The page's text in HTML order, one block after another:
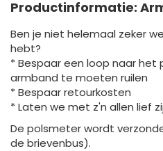
Productinformatie:
Ben je niet helemaal zeker
hebt?
* Bespaar een loop naar het
armband te moeten ruilen
* Bespaar retourkosten
* Laten we met z'n allen lief
De polsmeter wordt
de brievenbus).